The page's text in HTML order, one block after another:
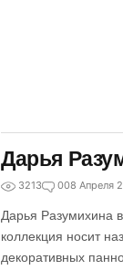
Дарья
3213 008 Апреля
Дарья Разумихина
коллекция носит
декоративных